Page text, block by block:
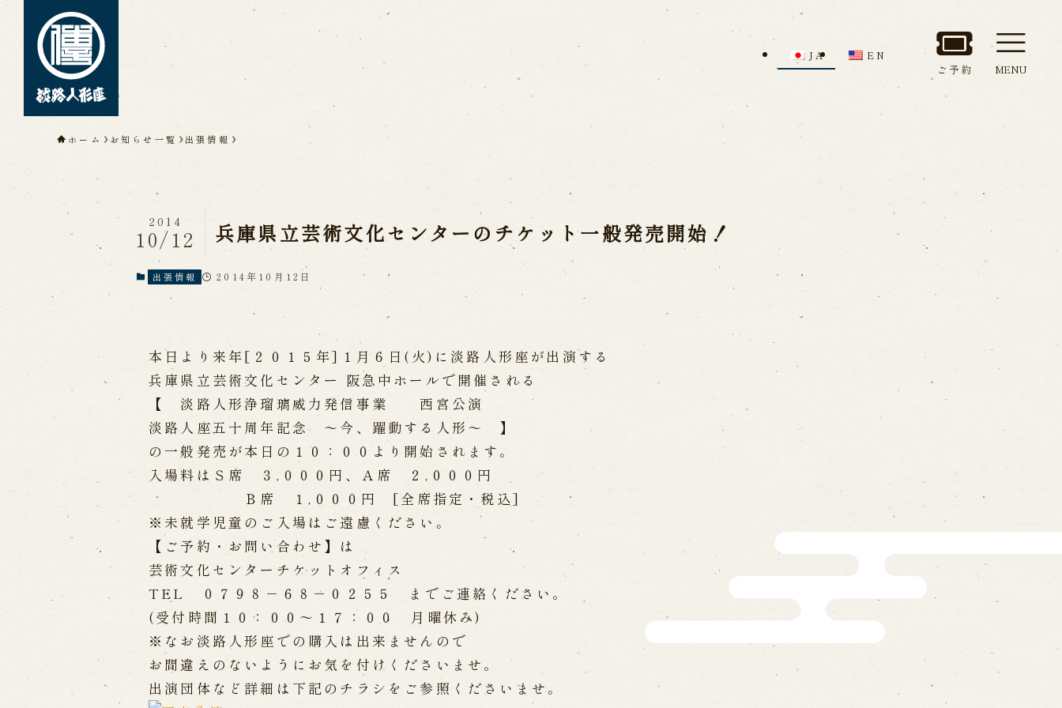
淡路人形座について
人間国宝 故鶴澤友路師匠
淡路人形浄瑠璃を受け継いで
公演情報
近日開催の公演
出張公演
出張公演 学校公演 海外旅行客向け特別公演「くにうみ」
歴史
淡路島と国生み神話
淡路人形浄瑠璃の歴史
淡路人形独自の演目
淡路人形の広がり
南あわじ市の伝統芸能
アクセス
よくあるご質問
メールでお問い合わせ
お電話でお問い合わせ
予約
WEB予約 メールフォームから予約
関連施設
道の駅うずしお
うずの丘大鳴門橋記念館
JA EN
ご予約 MENU
ホーム お知らせ一覧 出張情報
兵庫県立芸術文化センターのチケット一般発売開始！
2014
10/12
出張情報 2014年10月12日
本日より来年[２０１５年]１月６日(火)に淡路人形座が出演する
兵庫県立芸術文化センター 阪急中ホールで開催される
【 淡路人形浄瑠璃威力発信事業 西宮公演
淡路人座五十周年記念 ～今、躍動する人形～ 】
の一般発売が本日の１０：００より開始されます。
入場料はＳ席 ３,０００円、Ａ席 ２,０００円
Ｂ席 １,０００円 [全席指定・税込]
※未就学児童のご入場はご遠慮ください。
【ご予約・お問い合わせ】は
芸術文化センターチケットオフィス
TEL ０７９８－６８－０２５５ までご連絡ください。
(受付時間１０：００～１７：００ 月曜休み)
※なお淡路人形座での購入は出来ませんので
お間違えのないようにお気を付けくださいませ。
出演団体など詳細は下記のチラシをご参照くださいませ。